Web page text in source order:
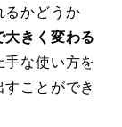
るかどうか
大きく変わる
手な使い方を
ことができ